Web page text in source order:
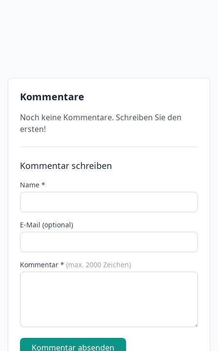
Kommentare
Noch keine Kommentare. Schreiben Sie den
ersten!
Kommentar schreiben
Name *
E-Mail (optional)
Kommentar * (max. 2000 Zeichen)
Kommentar absenden